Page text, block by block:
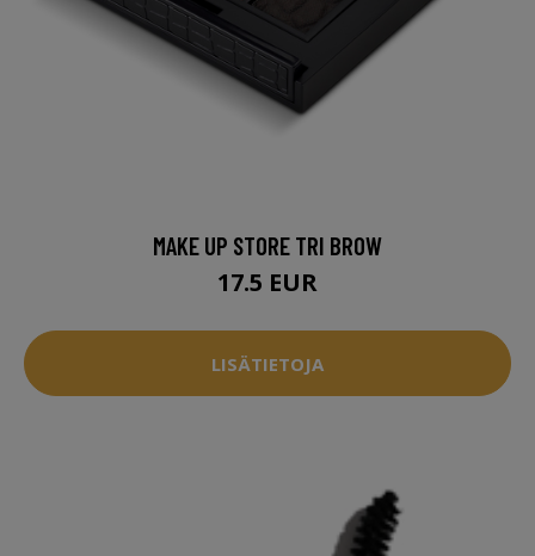
MAKE UP STORE TRI BROW
17.5 EUR
LISÄTIETOJA